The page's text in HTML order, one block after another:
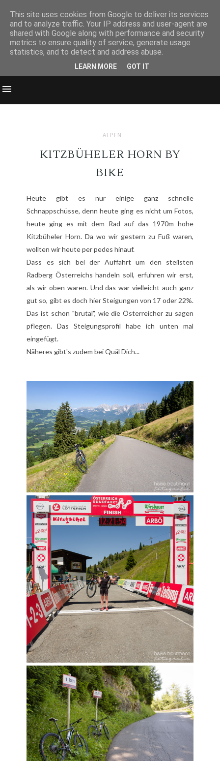
ALPEN
KITZBÜHELER HORN BY
BIKE
Heute gibt es nur einige ganz schnelle
Schnappschüsse, denn heute ging es nicht um Fotos,
heute ging es mit dem Rad auf das 1970m hohe
Kitzbüheler Horn. Da wo wir gestern zu Fuß waren,
wollten wir heute per pedes hinauf.
Dass es sich bei der Auffahrt um den steilsten
Radberg Österreichs handeln soll, erfuhren wir erst,
als wir oben waren. Und das war vielleicht auch ganz
gut so, gibt es doch hier Steigungen von 17 oder 22%.
Das ist schon "brutal", wie die Österreicher zu sagen
pflegen. Das Steigungsprofil habe ich unten mal
eingefügt.
Näheres gibt's zudem beiQuäl Dich...
This site uses cookies from Google to deliver its services
and to analyze traffic. Your IP address and user-agent are
shared with Google along with performance and security
metrics to ensure quality of service, generate usage
statistics, and to detect and address abuse.
LEARN MORE GOT IT